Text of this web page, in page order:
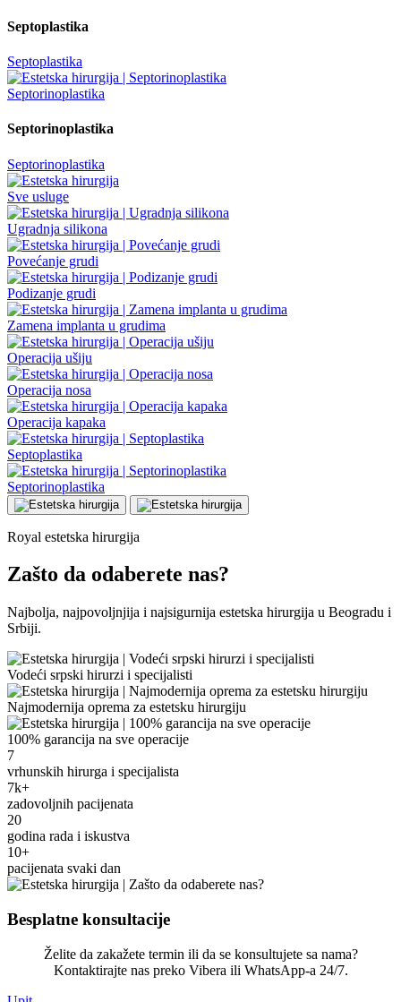
Septoplastika
Septoplastika
Septorinoplastika
Septorinoplastika
Septorinoplastika
Sve usluge
Ugradnja silikona
Povećanje grudi
Podizanje grudi
Zamena implanta u grudima
Operacija ušiju
Operacija nosa
Operacija kapaka
Septoplastika
Septorinoplastika
Royal estetska hirurgija
Zašto da odaberete nas?
Najbolja, najpovoljnjija i najsigurnija estetska hirurgija u Beogradu i
Srbiji.
Vodeći srpski hirurzi i specijalisti
Najmodernija oprema za estetsku hirurgiju
100% garancija na sve operacije
7
vrhunskih hirurga i specijalista
7k+
zadovoljnih pacijenata
20
godina rada i iskustva
10+
pacijenata svaki dan
Besplatne konsultacije
Želite da zakažete termin ili da se konsultujete sa nama?
Kontaktirajte nas preko Vibera ili WhatsApp-a 24/7.